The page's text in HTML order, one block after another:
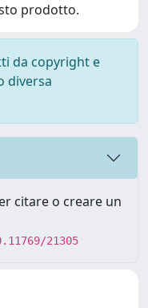
prodotto.
da copyright e
diversa
citare o creare un
21305